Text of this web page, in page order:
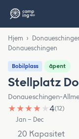
Hjem ›
Donaueschingen
Bobilplass åpent
Stellplatz
Donaueschingen-
★ ★ ★ ★ ★4(12)
Jan – Dec
20 Kapasitet